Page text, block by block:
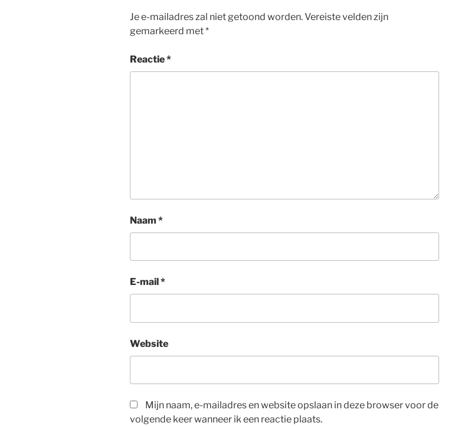
Je e-mailadres zal niet getoond worden.Vereiste velden zijn
gemarkeerd met*
Reactie*
Naam *
E-mail *
Website
Mijn naam, e-mailadres en website opslaan in deze browser voor de
volgende keer wanneer ik een reactie plaats.